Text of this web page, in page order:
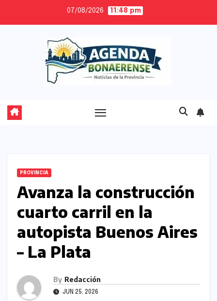
07/08/2026 11:48 pm
PROVINCIA
Avanza la construcción
cuarto carril en la
autopista Buenos Aires
– La Plata
By Redacción
JUN 25, 2026